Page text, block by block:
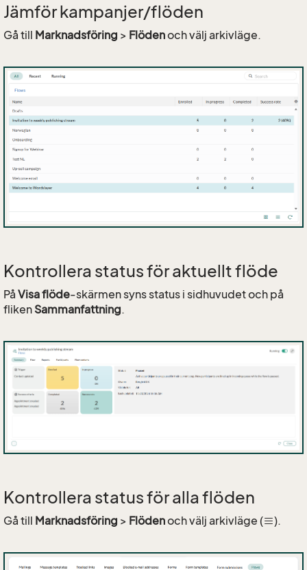
Jämför kampanjer/flöden
Gå till Marknadsföring > Flödenoch välj arkivläge.
Kontrollera status för aktuellt flöde
På Visa flöde-skärmen syns status i sidhuvudet och på
fliken Sammanfattning.
Kontrollera status för alla flöden
Gå till Marknadsföring > Flödenoch välj arkivläge ( ).